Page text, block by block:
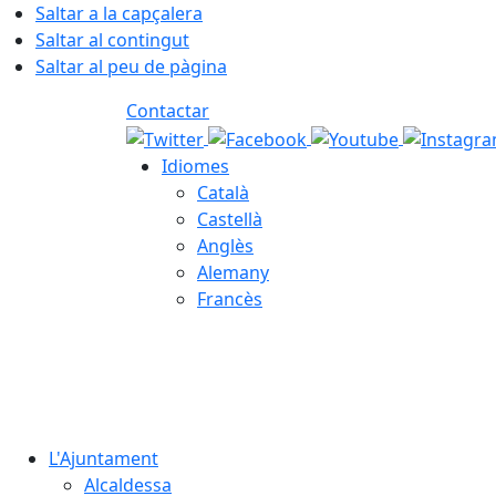
Saltar a la capçalera
Saltar al contingut
Saltar al peu de pàgina
Contactar
Idiomes
Català
Castellà
Anglès
Alemany
Francès
L'Ajuntament
Alcaldessa